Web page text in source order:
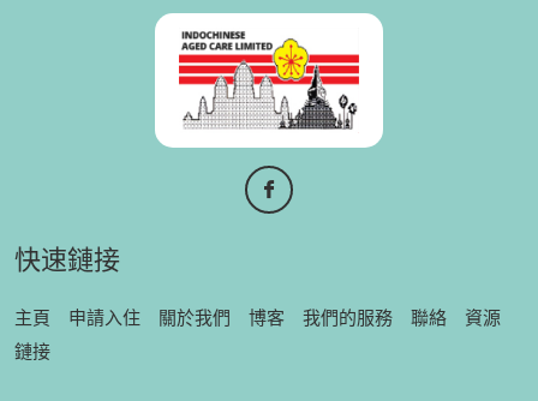
快速鏈接
主頁 申請入住 關於我們 博客 我們的服務 聯絡
資源
鏈接